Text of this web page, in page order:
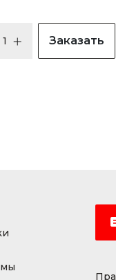
Заказать